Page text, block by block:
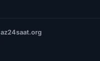
az24saat.org